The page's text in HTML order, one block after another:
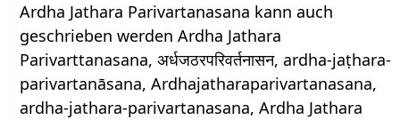
Ardha Jathara Parivartanasana kann auch
geschrieben werden Ardha Jathara
Parivarttanasana, अर्धजठरपरिवर्तनासन, ardha-jaṭhara-
parivartanāsana, Ardhajatharaparivartanasana,
ardha-jathara-parivartanasana, Ardha Jathara